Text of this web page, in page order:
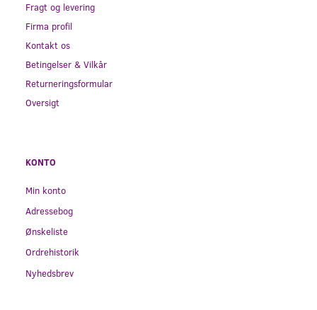
Fragt og levering
Firma profil
Kontakt os
Betingelser & Vilkår
Returneringsformular
Oversigt
KONTO
Min konto
Adressebog
Ønskeliste
Ordrehistorik
Nyhedsbrev